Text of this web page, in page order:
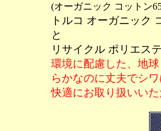
(オーガニック コットン
トルコ オーガニック
と
リサイクル ポリエス
環境に配慮した、地
らかなのに丈夫でシ
快適にお取り扱いい